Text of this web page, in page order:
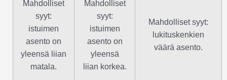
Mahdolliset
syyt:
istuimen
asento on
yleensä liian
matala.
Mahdolliset
syyt:
istuimen
asento on
yleensä
liian korkea.
Mahdolliset syyt:
lukituskenkien
väärä asento.